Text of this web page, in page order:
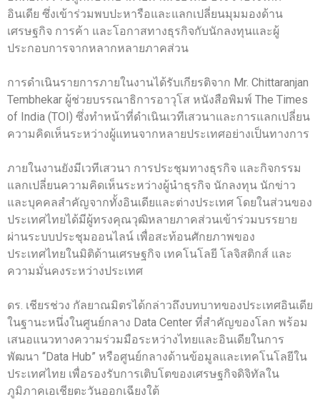
อินเดีย ซึ่งเข้าร่วมพบปะหารือและแลกเปลี่ยนมุมมองด้าน
เศรษฐกิจ การค้า และโอกาสทางธุรกิจกับนักลงทุนและผู้
ประกอบการจากหลากหลายภาคส่วน
การดำเนินรายการภายในงานได้รับเกียรติจาก Mr. Chittaranjan
Tembhekar ผู้ช่วยบรรณาธิการอาวุโส หนังสือพิมพ์ The Times
of India (TOI) ซึ่งทำหน้าที่ดำเนินเวทีเสวนาและการแลกเปลี่ยน
ความคิดเห็นระหว่างผู้แทนจากหลายประเทศอย่างเป็นทางการ
ภายในงานยังมีเวทีเสวนา การประชุมทางธุรกิจ และกิจกรรม
แลกเปลี่ยนความคิดเห็นระหว่างผู้นำธุรกิจ นักลงทุน นักข่าว
และบุคคลสำคัญจากทั้งอินเดียและต่างประเทศ โดยในส่วนของ
ประเทศไทยได้มีผู้ทรงคุณวุฒิหลายภาคส่วนเข้าร่วมบรรยาย
ผ่านระบบประชุมออนไลน์ เพื่อสะท้อนศักยภาพของ
ประเทศไทยในมิติด้านเศรษฐกิจ เทคโนโลยี โลจิสติกส์ และ
ความมั่นคงระหว่างประเทศ
ดร. เชียรช่วง กัลยาณมิตรได้กล่าวถึงบทบาทของประเทศอินเดีย
ในฐานะหนึ่งในศูนย์กลาง Data Center ที่สำคัญของโลก พร้อม
เสนอแนวทางความร่วมมือระหว่างไทยและอินเดียในการ
พัฒนา “Data Hub” หรือศูนย์กลางด้านข้อมูลและเทคโนโลยีใน
ประเทศไทย เพื่อรองรับการเติบโตของเศรษฐกิจดิจิทัลใน
ภูมิภาคเอเชียตะวันออกเฉียงใต้